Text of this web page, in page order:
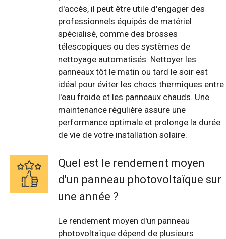
d'accès, il peut être utile d'engager des
professionnels équipés de matériel
spécialisé, comme des brosses
télescopiques ou des systèmes de
nettoyage automatisés. Nettoyer les
panneaux tôt le matin ou tard le soir est
idéal pour éviter les chocs thermiques entre
l'eau froide et les panneaux chauds. Une
maintenance régulière assure une
performance optimale et prolonge la durée
de vie de votre installation solaire.
Quel est le rendement moyen
d'un panneau photovoltaïque sur
une année ?
Le rendement moyen d'un panneau
photovoltaïque dépend de plusieurs